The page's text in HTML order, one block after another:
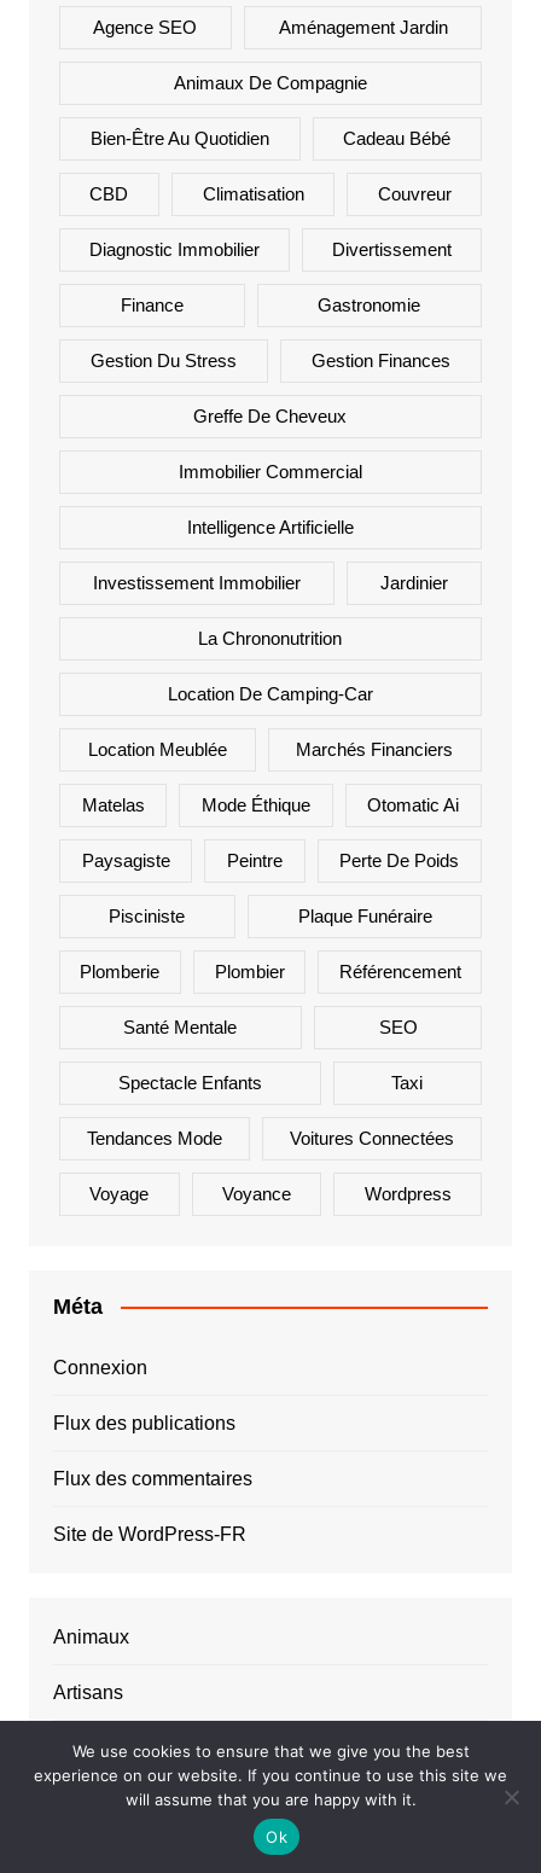
Agence SEO Aménagement Jardin
Animaux De Compagnie
Bien-Être Au Quotidien Cadeau Bébé
CBD Climatisation Couvreur
Diagnostic Immobilier Divertissement
Finance Gastronomie
Gestion Du Stress Gestion Finances
Greffe De Cheveux
Immobilier Commercial
Intelligence Artificielle
Investissement Immobilier Jardinier
La Chrononutrition
Location De Camping-Car
Location Meublée Marchés Financiers
Matelas Mode Éthique Otomatic Ai
Paysagiste Peintre Perte De Poids
Pisciniste Plaque Funéraire
Plomberie Plombier Référencement
Santé Mentale SEO
Spectacle Enfants Taxi
Tendances Mode Voitures Connectées
Voyage Voyance Wordpress
Méta
Connexion
Flux des publications
Flux des commentaires
Site de WordPress-FR
Animaux
Artisans
Assurances
Autos motos
We use cookies to ensure that we give you the best
experience on our website. If you continue to use this site we
will assume that you are happy with it.
Ok